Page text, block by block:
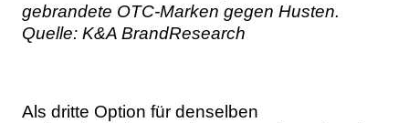
gebrandete OTC-Marken gegen Husten.
Quelle: K&A BrandResearch
Als dritte Option für denselben